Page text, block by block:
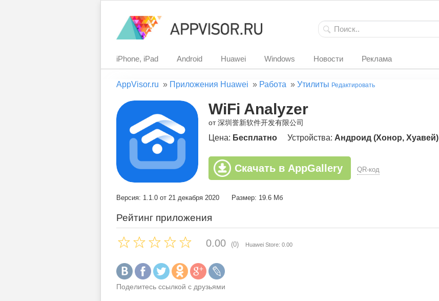
iPhone, iPad Android Huawei Windows Новости Реклама
AppVisor.ru » Приложения Huawei » Работа » Утилиты Редактировать
WiFi Analyzer
от 深圳誉新软件开发有限公司
Цена: Бесплатно Устройства: Андроид (Хонор, Хуавей)
Скачать в AppGallery QR-код
Версия: 1.1.0 от 21 декабря 2020 Размер: 19.6 Мб
Рейтинг приложения
0.00 (0) Huawei Store: 0.00
Поделитесь ссылкой с друзьями